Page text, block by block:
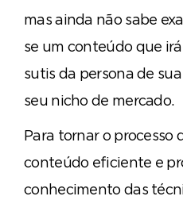
mas ainda não sabe
se um conteúdo que
sutis da persona de
seu nicho de mercado.
Para tornar o processo
conteúdo eficiente e
conhecimento das